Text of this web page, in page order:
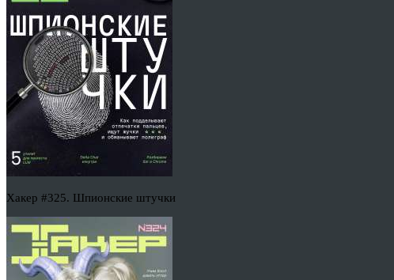
Хакер #325. Шпионские штучки